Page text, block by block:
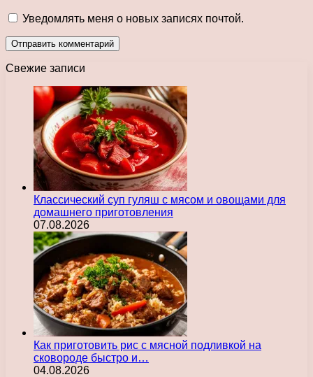
Уведомлять меня о новых записях почтой.
Свежие записи
Классический суп гуляш с мясом и овощами для
домашнего приготовления
07.08.2026
Как приготовить рис с мясной подливкой на
сковороде быстро и…
04.08.2026